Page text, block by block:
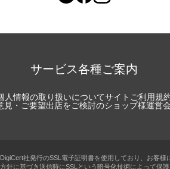
サービス各種ご案内
人情報の取り扱いについてサイトご利用規
見・ご要望出店をご検討のショップ様運営
社発行のSSL電子証明書を使用しており、お客様
針に基づき送信時にSSLという暗号化技術によって保護